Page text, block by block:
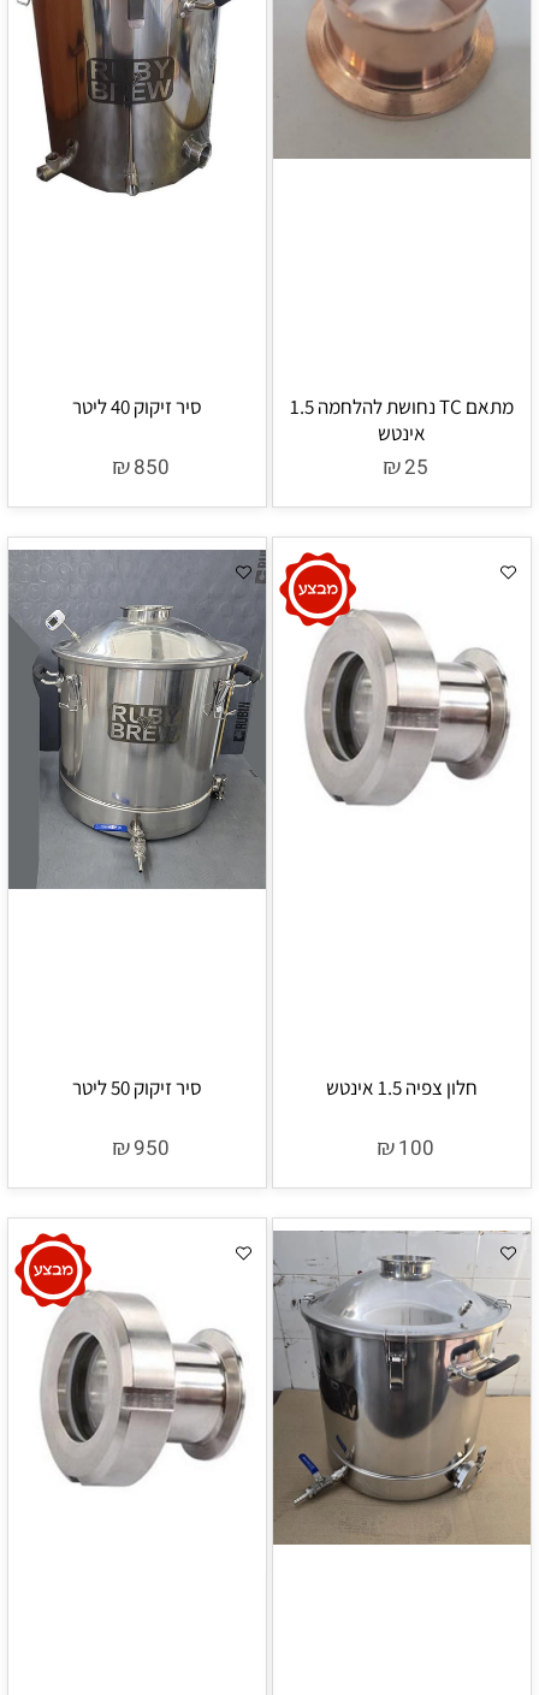
מתאם TC נחושת להלחמה 1.5
אינטש
₪25
סיר זיקוק 40 ליטר
₪850
חלון צפיה 1.5 אינטש
₪100
סיר זיקוק 50 ליטר
₪950